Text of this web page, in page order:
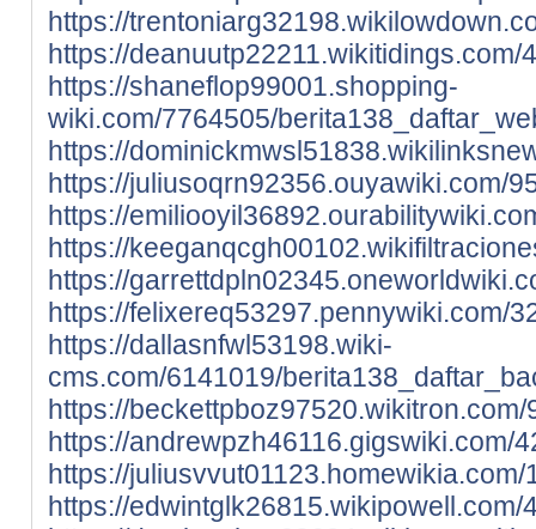
https://
https://
https://shaneflop99001.shopping-
wiki.com/7764505/
https://
https://juliusoqrn92356.ouyawiki.com/
https://
https://
https://
https://felixereq53297.pennywiki.com/
https://dallasnfwl53198.wiki-
cms.com/6141019/
https://
https://andrewpzh46116.gigswiki.com/
https://
https://